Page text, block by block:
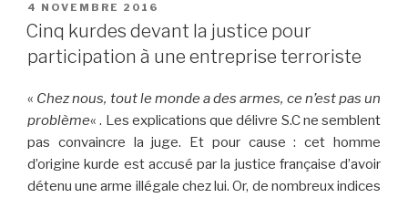
PUBLIÉ
LE
4 NOVEMBRE 2016
Cinq kurdes devant la justice pour
participation à une entreprise terroriste
« Chez nous, tout le monde a des armes, ce n’est pas un
problème« . Les explications que délivre S.C ne semblent
pas convaincre la juge. Et pour cause : cet homme
d’origine kurde est accusé par la justice française d’avoir
détenu une arme illégale chez lui. Or, de nombreux indices